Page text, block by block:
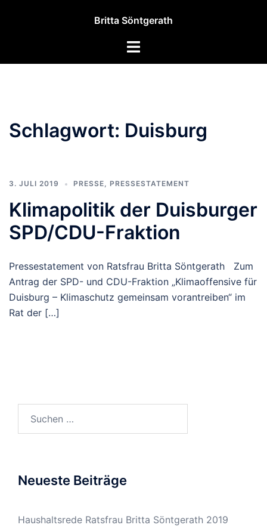
Britta Söntgerath
Menü
Schlagwort: Duisburg
3. JULI 2019 PRESSE, PRESSESTATEMENT
Klimapolitik der Duisburger
SPD/CDU-Fraktion
Pressestatement von Ratsfrau Britta Söntgerath Zum
Antrag der SPD- und CDU-Fraktion „Klimaoffensive für
Duisburg – Klimaschutz gemeinsam vorantreiben“ im
Rat der […]
Neueste Beiträge
Haushaltsrede Ratsfrau Britta Söntgerath 2019